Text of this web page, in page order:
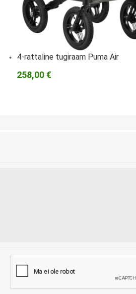
4-rattaline tugiraam Puma Air
258,00 €